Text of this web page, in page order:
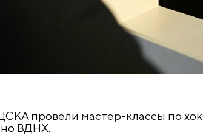
провели мастер-классы по
ВДНХ.